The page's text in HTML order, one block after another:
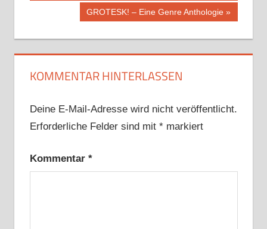
Nächster
GROTESK! – Eine Genre Anthologie
KOMMENTAR HINTERLASSEN
Deine E-Mail-Adresse wird nicht veröffentlicht.
Erforderliche Felder sind mit *markiert
Kommentar *